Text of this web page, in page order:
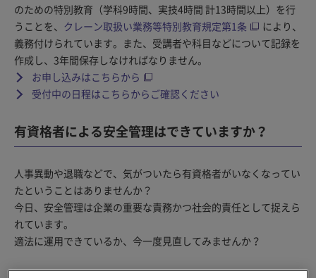
のための特別教育（学科9時間、実技4時間 計13時間以上）を行
うことを、 クレーン取扱い業務等特別教育規定第1条
により、
義務付けられています。また、受講者や科目などについて記録を
作成し、3年間保存しなければなりません。
お申し込みはこちらから
受付中の日程はこちらからご確認ください
有資格者による安全管理はできていますか？
人事異動や退職などで、気がついたら有資格者がいなくなってい
たということはありませんか？
今日、安全管理は企業の重要な責務かつ社会的責任として捉えら
れています。
適法に運用できているか、今一度見直してみませんか？